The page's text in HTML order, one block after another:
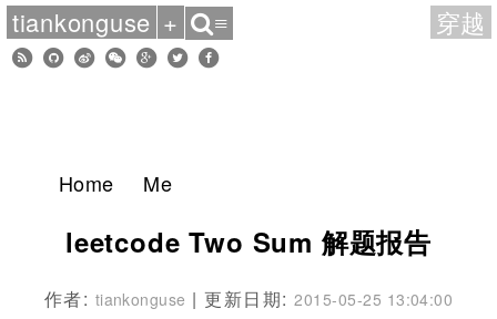
Home Me
leetcode Two Sum 解题报告
作者: tiankonguse | 更新日期:2015-05-25 13:04:00
tiankonguse + ≡ 穿越